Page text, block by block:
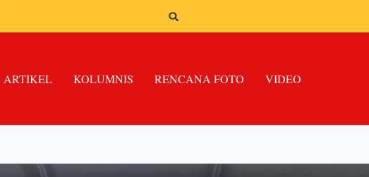
ARTIKEL KOLUMNIS RENCANA FOTO VIDEO